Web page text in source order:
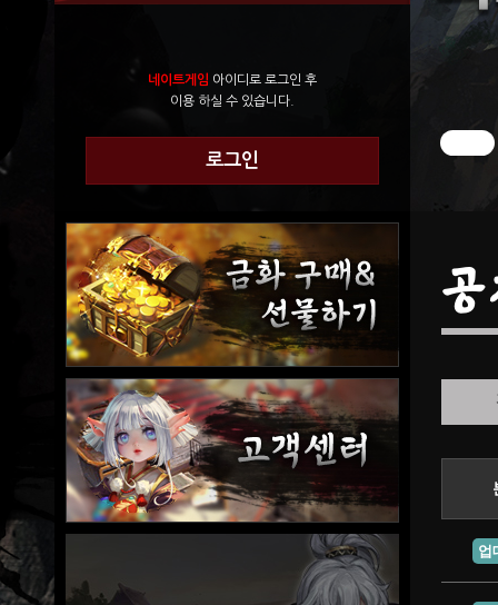
네이트게임 아이디로 로그인 후
이용 하실 수 있습니다.
로그인
업